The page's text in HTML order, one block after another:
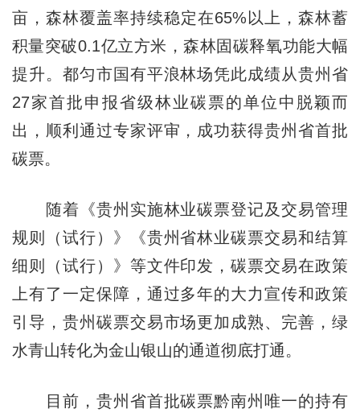
亩，森林覆盖率持续稳定在65%以上，森林蓄
积量突破0.1亿立方米，森林固碳释氧功能大幅
提升。都匀市国有平浪林场凭此成绩从贵州省
27家首批申报省级林业碳票的单位中脱颖而
出，顺利通过专家评审，成功获得贵州省首批
碳票。
随着《贵州实施林业碳票登记及交易管理
规则（试行）》《贵州省林业碳票交易和结算
细则（试行）》等文件印发，碳票交易在政策
上有了一定保障，通过多年的大力宣传和政策
引导，贵州碳票交易市场更加成熟、完善，绿
水青山转化为金山银山的通道彻底打通。
目前，贵州省首批碳票黔南州唯一的持有